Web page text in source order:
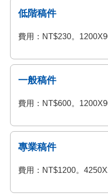
低階稿件
費用：NT$230。
一般稿件
費用：NT$600。
專業稿件
費用：NT$1200。